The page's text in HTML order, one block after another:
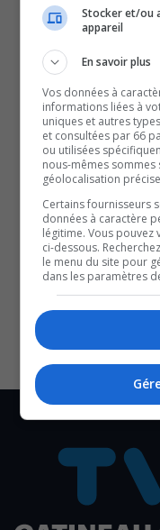
constitutionnelle,
Gatineau et
En effet, sur le
édifices qui
37 % qui sont
Les interactions
d’Ottawa sont donc
Avec les
SOUTENIR NOS
Stocker et/ou
appareil
En savoir plus
Vos données à
informations liées à
uniques et autres
et consultées par 66
ou utilisées
nous-mêmes
géolocalisation
Certains fournisseurs
données à caractère
légitime. Vous
ci-dessous.
le menu du site pour
dans les paramètres